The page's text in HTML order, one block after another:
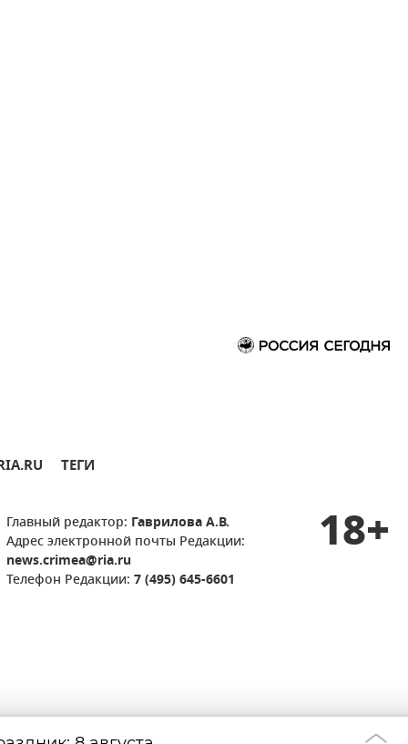
ТЕГИ
Главный редактор: Гаврилова А.В.
Адрес электронной почты Редакции:
news.crimea@ria.ru
Телефон Редакции: 7 (495) 645-6601
18+